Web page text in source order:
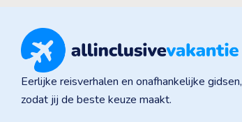
Eerlijke reisverhalen en onafhankelijke gidsen,
zodat jij de beste keuze maakt.